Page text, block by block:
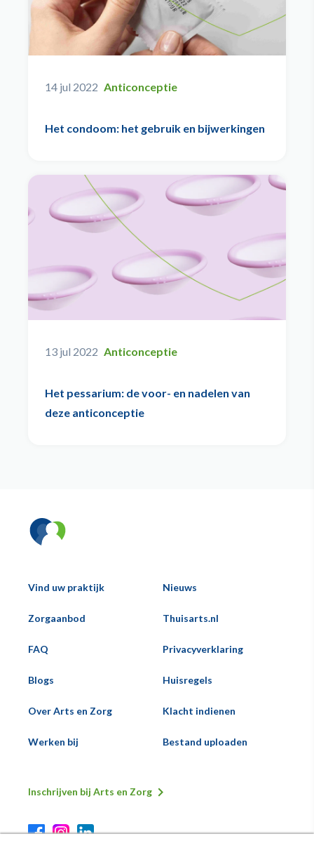
Het condoom: het gebruik en bijwerkingen
14 jul 2022 Anticonceptie
Het pessarium: de voor- en nadelen van
deze anticonceptie
13 jul 2022 Anticonceptie
Voeternavigatie
Vind uw praktijk
Zorgaanbod
FAQ
Blogs
Over Arts en Zorg
Werken bij
Nieuws
Thuisarts.nl
Privacyverklaring
Huisregels
Klacht indienen
Bestand uploaden
Voeternavigatie
Inschrijven bij Arts en Zorg